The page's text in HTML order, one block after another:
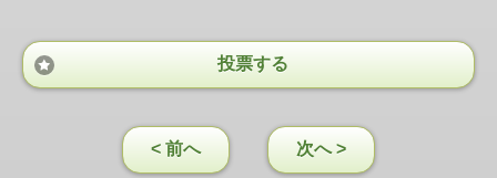
投票する
< 前へ 次へ >